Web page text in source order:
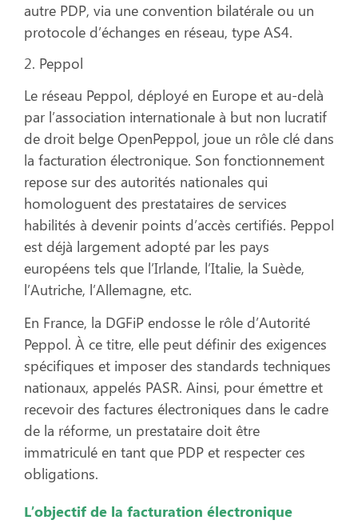
autre PDP, via une convention bilatérale ou un
protocole d’échanges en réseau, type AS4.
2. Peppol
Le réseau Peppol, déployé en Europe et au-delà
par l’association internationale à but non lucratif
de droit belge OpenPeppol, joue un rôle clé dans
la facturation électronique. Son fonctionnement
repose sur des autorités nationales qui
homologuent des prestataires de services
habilités à devenir points d’accès certifiés. Peppol
est déjà largement adopté par les pays
européens tels que l’Irlande, l’Italie, la Suède,
l’Autriche, l’Allemagne, etc.
En France, la DGFiP endosse le rôle d’Autorité
Peppol. À ce titre, elle peut définir des exigences
spécifiques et imposer des standards techniques
nationaux, appelés PASR. Ainsi, pour émettre et
recevoir des factures électroniques dans le cadre
de la réforme, un prestataire doit être
immatriculé en tant que PDP et respecter ces
obligations.
L’objectif de la facturation électronique